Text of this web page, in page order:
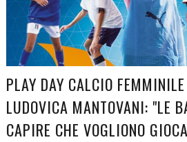
PLAY DAY CALCIO
LUDOVICA MANTOVANI: "LE
CAPIRE CHE VOGLIONO